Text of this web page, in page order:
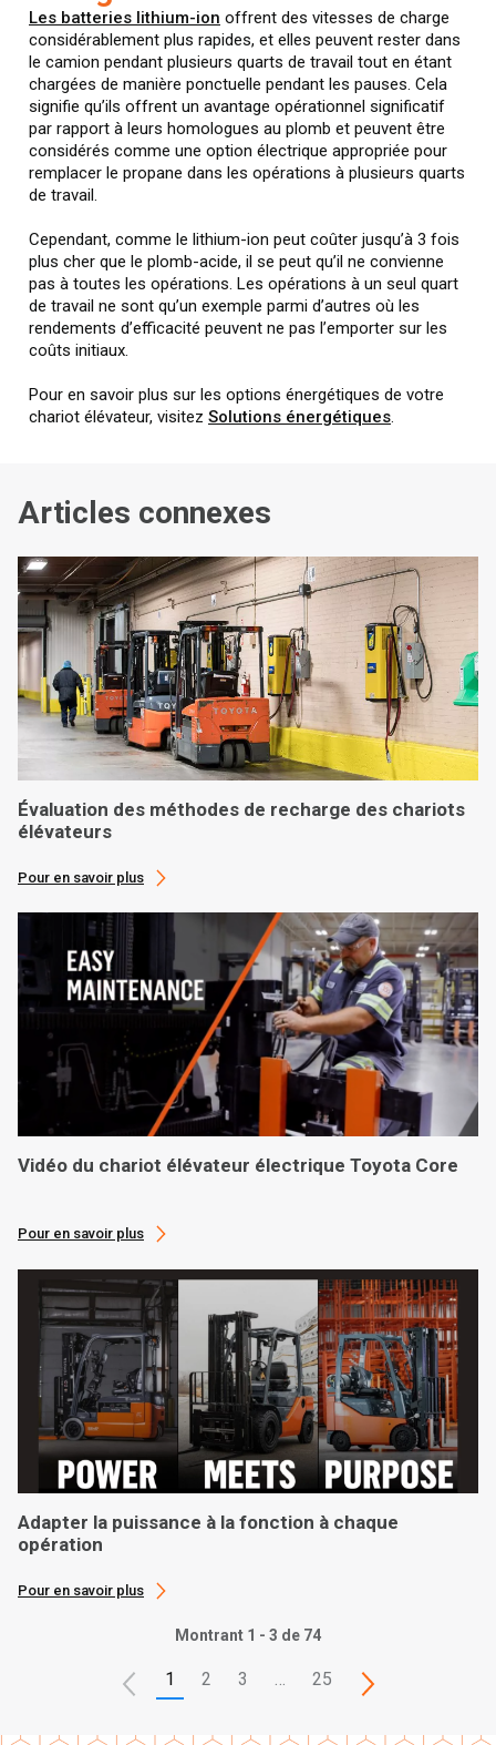
Les batteries lithium-ion offrent des vitesses de charge
considérablement plus rapides, et elles peuvent rester dans
le camion pendant plusieurs quarts de travail tout en étant
chargées de manière ponctuelle pendant les pauses. Cela
signifie qu’ils offrent un avantage opérationnel significatif
par rapport à leurs homologues au plomb et peuvent être
considérés comme une option électrique appropriée pour
remplacer le propane dans les opérations à plusieurs quarts
de travail.
Cependant, comme le lithium-ion peut coûter jusqu’à 3 fois
plus cher que le plomb-acide, il se peut qu’il ne convienne
pas à toutes les opérations. Les opérations à un seul quart
de travail ne sont qu’un exemple parmi d’autres où les
rendements d’efficacité peuvent ne pas l’emporter sur les
coûts initiaux.
Pour en savoir plus sur les options énergétiques de votre
chariot élévateur, visitez Solutions énergétiques.
Articles connexes
Évaluation des méthodes de recharge des chariots
élévateurs
Pour en savoir plus
Vidéo du chariot élévateur électrique Toyota Core
Pour en savoir plus
Adapter la puissance à la fonction à chaque
opération
Pour en savoir plus
Montrant 1 - 3 de 74
1 2 3 25